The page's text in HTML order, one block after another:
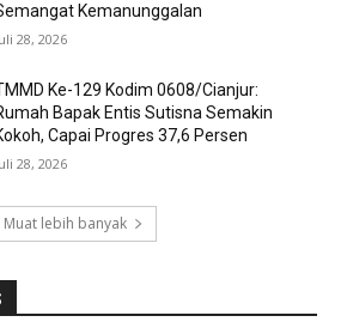
Kemanunggalan
28, 2026
Ke-129 Kodim 0608/Cianjur:
Bapak Entis Sutisna Semakin
Capai Progres 37,6 Persen
28, 2026
Muat lebih banyak